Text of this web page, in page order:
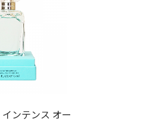
ンテンス オー